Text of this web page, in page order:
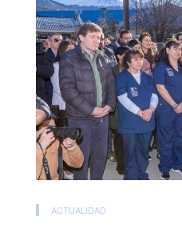
ACTUALIDAD